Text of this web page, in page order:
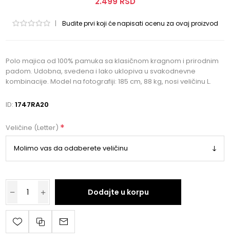
| Budite prvi koji će napisati ocenu za ovaj proizvod
Polo majica od 100% pamuka sa klasičnom kragnom i prirodnim
padom. Udobna, svedena i lako uklopiva u svakodnevne
kombinacije. Model na fotografiji: 185 cm, 88 kg, nosi veličinu L.
ID: 1747RA20
Veličine (Letter) *
Dodajte u korpu